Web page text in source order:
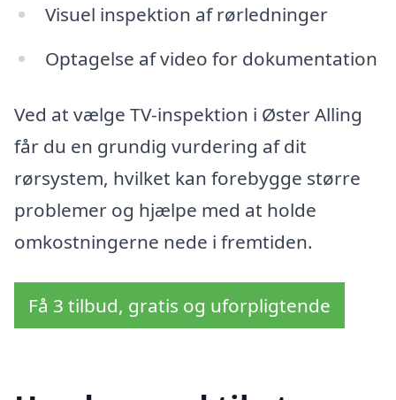
Visuel inspektion af rørledninger
Optagelse af video for dokumentation
Ved at vælge TV-inspektion i Øster Alling
får du en grundig vurdering af dit
rørsystem, hvilket kan forebygge større
problemer og hjælpe med at holde
omkostningerne nede i fremtiden.
Få 3 tilbud, gratis og uforpligtende